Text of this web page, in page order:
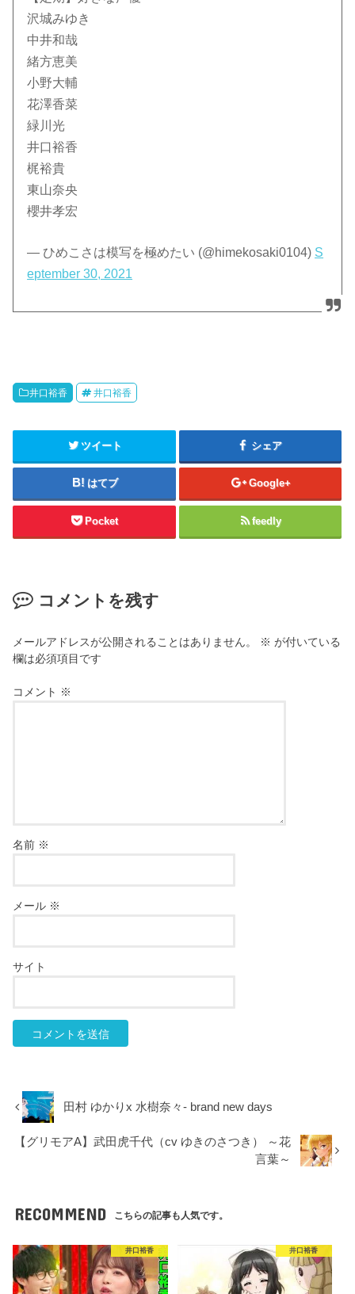
沢城みゆき
中井和哉
緒方恵美
小野大輔
花澤香菜
緑川光
井口裕香
梶裕貴
東山奈央
櫻井孝宏
— ひめこさは模写を極めたい (@himekosaki0104) S
eptember 30, 2021
井口裕香 井口裕香
ツイート シェア
はてブ Google+
Pocket feedly
コメントを残す
メールアドレスが公開されることはありません。 ※ が付いている
欄は必須項目です
コメント ※
名前 ※
メール ※
サイト
田村 ゆかりx 水樹奈々- brand new days
【グリモアA】武田虎千代（cv ゆきのさつき） ～花
言葉～
RECOMMEND こちらの記事も人気です。
井口裕香 井口裕香